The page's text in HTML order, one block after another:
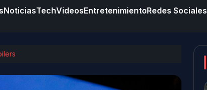
NoticiasTechVideosEntretenimientoRedes Sociales